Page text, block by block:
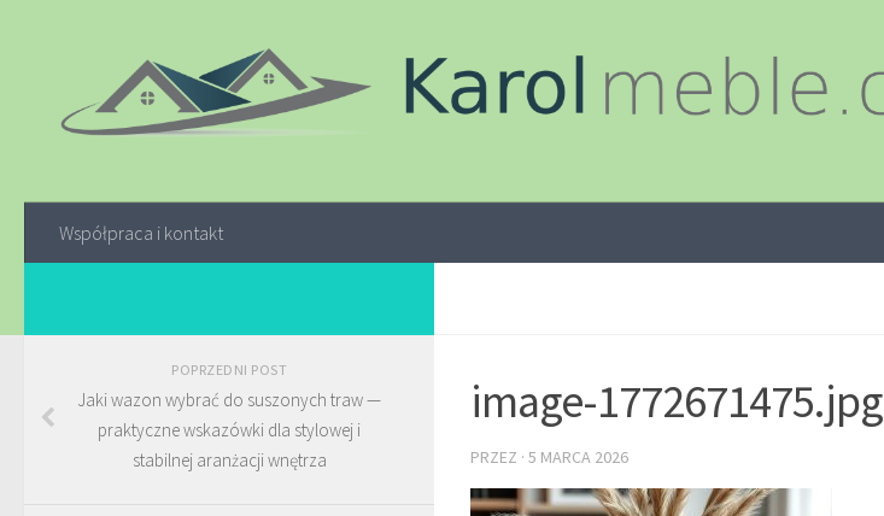
Współpraca i kontakt
image-1772671475.jpg
PRZEZ · 5 MARCA 2026
POPRZEDNI POST
Jaki wazon wybrać do suszonych traw —
praktyczne wskazówki dla stylowej i
stabilnej aranżacji wnętrza